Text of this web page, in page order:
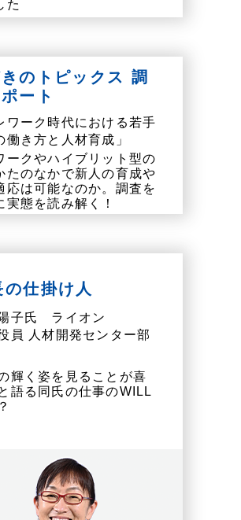
た
のトピックス 調
ート
ワーク時代における若手
働き方と人材育成」
ークやハイブリット型の
たのなかで新人の育成や
応は可能なのか。調査を
実態を読み解く！
の仕掛け人
子氏 ライオン
員 人材開発センター部
の輝く姿を見ることが喜
語る同氏の仕事のWILL